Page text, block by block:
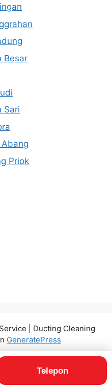
Telepon
Besar
Sari
Priok
| Ducting Cleaning
GeneratePress